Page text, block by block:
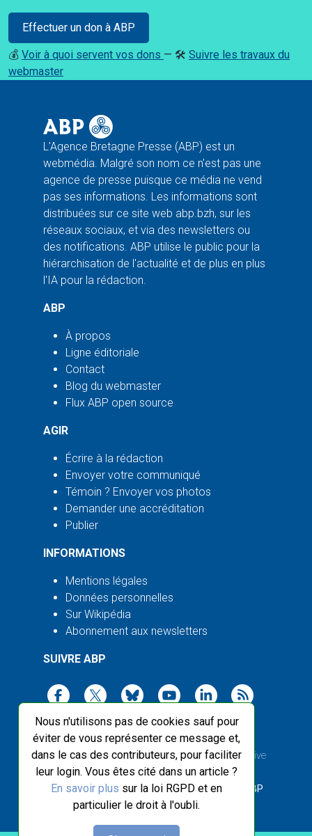
Nous n'utilisons pas de cookies sauf pour
éviter de vous représenter ce message et,
dans le cas des contributeurs, pour faciliter
leur login. Vous êtes cité dans un article ?
En savoir plus sur la loi RGPD et en
particulier le droit à l'oubli.
Effectuer un don à ABP
💰 Voir à quoi servent vos dons — 🛠️ Suivre les travaux du
webmaster
L'Agence Bretagne Presse (ABP) est un
webmédia. Malgré son nom ce n'est pas une
agence de presse puisque ce média ne vend
pas ses informations. Les informations sont
distribuées sur ce site web abp.bzh, sur les
réseaux sociaux, et via des newsletters ou
des notifications. ABP utilise le public pour la
hiérarchisation de l'actualité et de plus en plus
l'IA pour la rédaction.
ABP
À propos
Ligne éditoriale
Contact
Blog du webmaster
Flux ABP open source
AGIR
Écrire à la rédaction
Envoyer votre communiqué
Témoin ? Envoyer vos photos
Demander une accréditation
Publier
INFORMATIONS
Mentions légales
Données personnelles
Sur Wikipédia
Abonnement aux newsletters
SUIVRE ABP
2003-2026 ©Agence Bretagne Presse, sauf Creative
Commons
Front-end design :Breizhek Studio , Back-end : ABP